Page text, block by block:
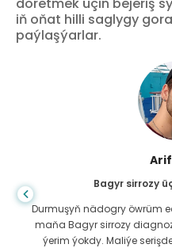
iň oňat hilli saglygy
paýlaşýarlar.
Bagyr sirrozy
Durmuşyň nädogry öwrüm
maňa Bagyr sirrozy
ýerim ýokdy. Maliýe